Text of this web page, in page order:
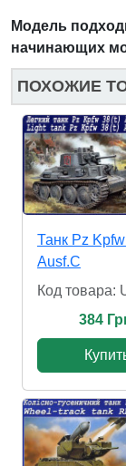
Модель
начинающих
ПОХОЖИЕ
Танк Pz
Ausf.C
Код товара:
384